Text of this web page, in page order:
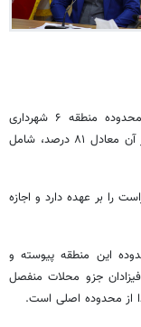
اظهار کرد: محدوده منطقه ۶ شهرداری
اصفهان بالغ بر ۶۷۰۰ هکتار است که بخش عمده‌ای از آن معادل ۸۱ درصد، شامل
را بر عهده دارد و اجازه
محدوده این منطقه پیوسته و
جزو محلات منفصل
از محدوده اصلی است.‌